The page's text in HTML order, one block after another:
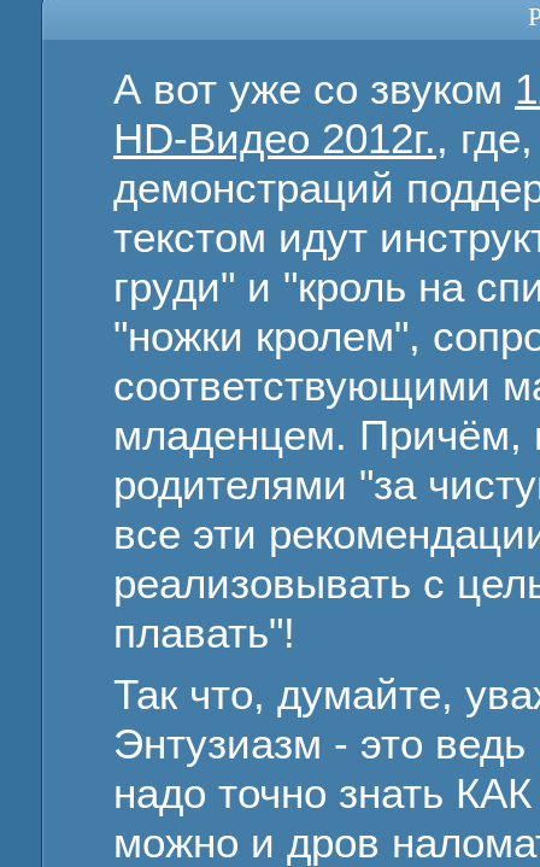
А вот уже со звуком
HD-Видео 2012г.,
демонстраций
текстом идут
груди" и "кроль на
"ножки кролем",
соответствующими
младенцем. Причём,
родителями "за
все эти
реализовывать с
плавать"!
Так что, думайте,
Энтузиазм - это
надо точно знать
можно и дров